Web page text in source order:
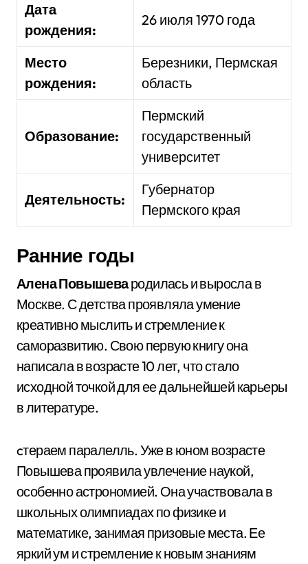
Дата
рождения:
26 июля 1970 года
Место
рождения:
Березники, Пермская
область
Образование:
Пермский
государственный
университет
Деятельность:
Губернатор
Пермского края
Ранние годы
Алена Повышевародилась и выросла в
Москве. С детства проявляла умение
креативно мыслить и стремление к
саморазвитию. Свою первую книгу она
написала в возрасте 10 лет, что стало
исходной точкой для ее дальнейшей карьеры
в литературе.
cтераем паралелль. Уже в юном возрасте
Повышева проявила увлечение наукой,
особенно астрономией. Она участвовала в
школьных олимпиадах по физике и
математике, занимая призовые места. Ее
яркий ум и стремление к новым знаниям